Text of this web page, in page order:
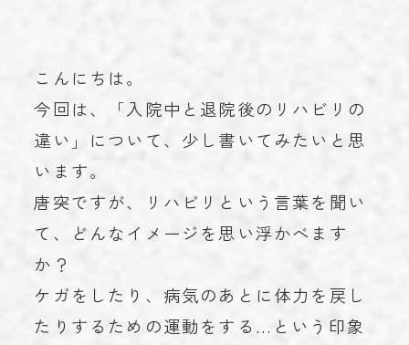
お問い合わせ CONTACT
TEL023-616-3691
プライバシーポリシー
こんにちは。
今回は、「入院中と退院後のリハビリの
違い」について、少し書いてみたいと思
います。
唐突ですが、リハビリという言葉を聞い
て、どんなイメージを思い浮かべます
か？
ケガをしたり、病気のあとに体力を戻し
たりするための運動をする…という印象